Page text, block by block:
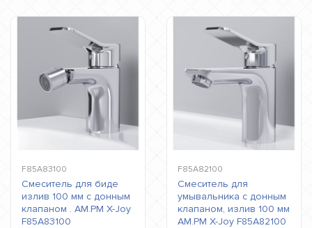
F85A83100
Смеситель для биде
излив 100 мм с донным
клапаном . AM.PM X-Joy
F85A83100
F85A82100
Смеситель для
умывальника с донным
клапаном, излив 100 мм
AM.PM X-Joy F85A82100